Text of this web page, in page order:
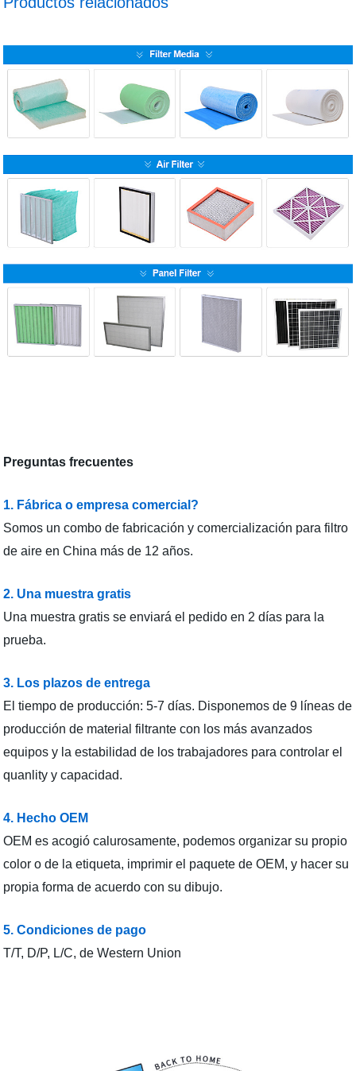
Preguntas frecuentes
1. Fábrica o empresa comercial?
Somos un combo de fabricación y comercialización para filtro
de aire en China más de 12 años.
2. Una muestra gratis
Una muestra gratis se enviará el pedido en 2 días para la
prueba.
3. Los plazos de entrega
El tiempo de producción: 5-7 días. Disponemos de 9 líneas de
producción de material filtrante con los más avanzados
equipos y la estabilidad de los trabajadores para controlar el
quanlity y capacidad.
4. Hecho OEM
OEM es acogió calurosamente, podemos organizar su propio
color o de la etiqueta, imprimir el paquete de OEM, y hacer su
propia forma de acuerdo con su dibujo.
5. Condiciones de pago
T/T, D/P, L/C, de Western Union